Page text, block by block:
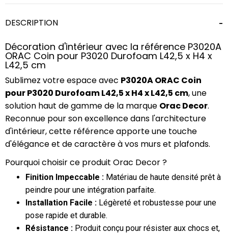
DESCRIPTION
Décoration d'intérieur avec la référence P3020A
ORAC Coin pour P3020 Durofoam L42,5 x H4 x
L42,5 cm
Sublimez votre espace avec P3020A ORAC Coin
pour P3020 Durofoam L42,5 x H4 x L42,5 cm, une
solution haut de gamme de la marque Orac Decor.
Reconnue pour son excellence dans l'architecture
d'intérieur, cette référence apporte une touche
d'élégance et de caractère à vos murs et plafonds.
Pourquoi choisir ce produit Orac Decor ?
Finition Impeccable : Matériau de haute densité prêt à
peindre pour une intégration parfaite.
Installation Facile : Légèreté et robustesse pour une
pose rapide et durable.
Résistance : Produit conçu pour résister aux chocs et,